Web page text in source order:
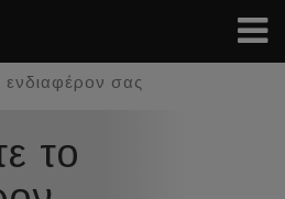
σας
το